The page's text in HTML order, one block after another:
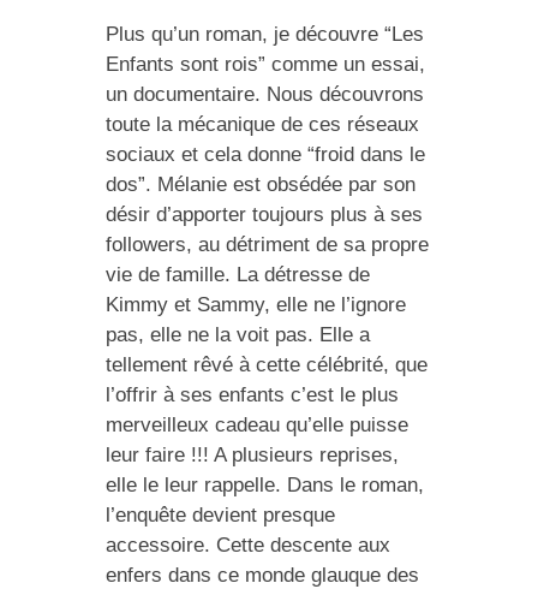
Plus qu’un roman, je découvre “Les
Enfants sont rois” comme un essai,
un documentaire. Nous découvrons
toute la mécanique de ces réseaux
sociaux et cela donne “froid dans le
dos”. Mélanie est obsédée par son
désir d’apporter toujours plus à ses
followers, au détriment de sa propre
vie de famille. La détresse de
Kimmy et Sammy, elle ne l’ignore
pas, elle ne la voit pas. Elle a
tellement rêvé à cette célébrité, que
l’offrir à ses enfants c’est le plus
merveilleux cadeau qu’elle puisse
leur faire !!! A plusieurs reprises,
elle le leur rappelle. Dans le roman,
l’enquête devient presque
accessoire. Cette descente aux
enfers dans ce monde glauque des